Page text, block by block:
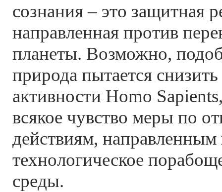
сознания – это защитная
направленная против
планеты. Возможно,
природа пытается
активности Homo
всякое чувство меры по
действиям, направленным
технологическое
среды.